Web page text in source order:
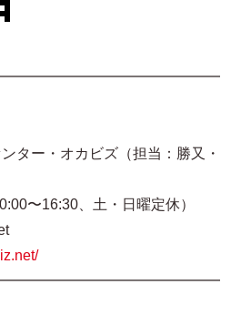
ター・オカビズ（担当：勝又・
〜16:30、土・日曜定休）